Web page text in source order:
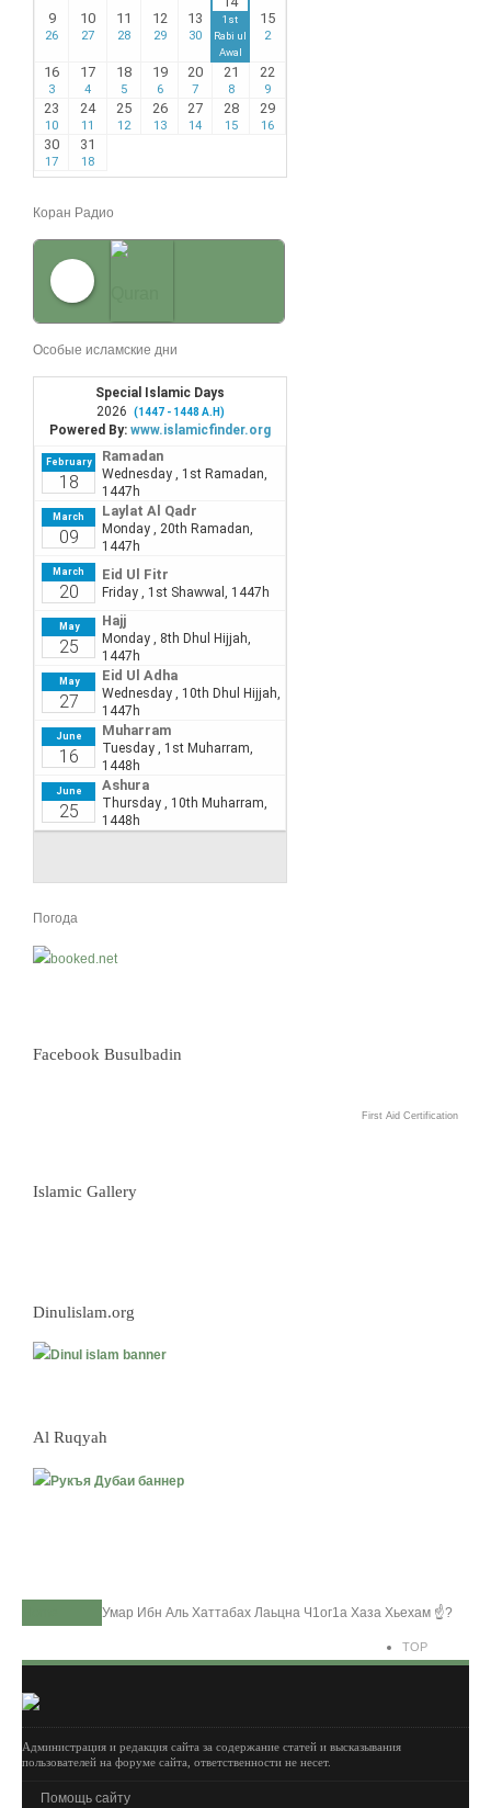
Коран Радио
Особые исламские дни
Погода
Facebook Busulbadin
First Aid Certification
Islamic Gallery
Dinulislam.org
Al Ruqyah
Умар Ибн Аль Хаттабах Лаьцна Ч1ог1а Хаза Хьехам ☝?
TOP
Администрация и редакция сайта за содержание статей и высказывания
пользователей на форуме сайта, ответственности не несет.
Помощь сайту